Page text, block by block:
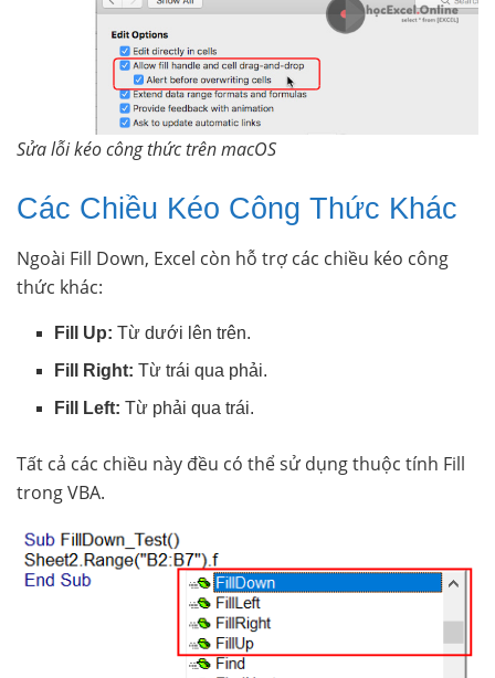
Sửa lỗi kéo công thức trên macOS
Các Chiều Kéo Công Thức Khác
Ngoài Fill Down, Excel còn hỗ trợ các chiều kéo công
thức khác:
Fill Up: Từ dưới lên trên.
Fill Right: Từ trái qua phải.
Fill Left: Từ phải qua trái.
Tất cả các chiều này đều có thể sử dụng thuộc tính Fill
trong VBA.